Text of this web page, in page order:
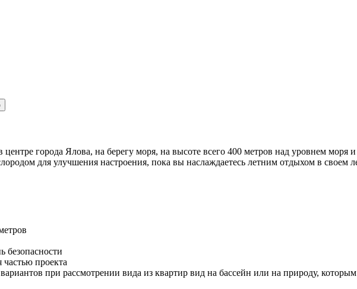
центре города Ялова, на берегу моря, на высоте всего 400 метров над уровнем моря
для улучшения настроения, пока вы наслаждаетесь летним отдыхом в своем
безопасности
частью проекта
при рассмотрении вида из квартир вид на бассейн или на природу,